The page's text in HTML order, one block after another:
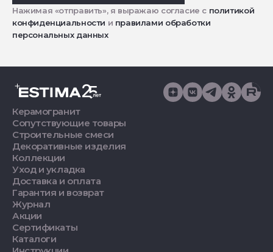
Нажимая «отправить», я выражаю согласие с политикой
конфиденциальности и правилами обработки
персональных данных
Керамогранит
Сопутствующие товары
Строительные смеси
Декоративные изделия
Коллекции
Уход и укладка
Доставка и оплата
Гарантия и возврат
Журнал
Акции
Сертификаты
Каталоги